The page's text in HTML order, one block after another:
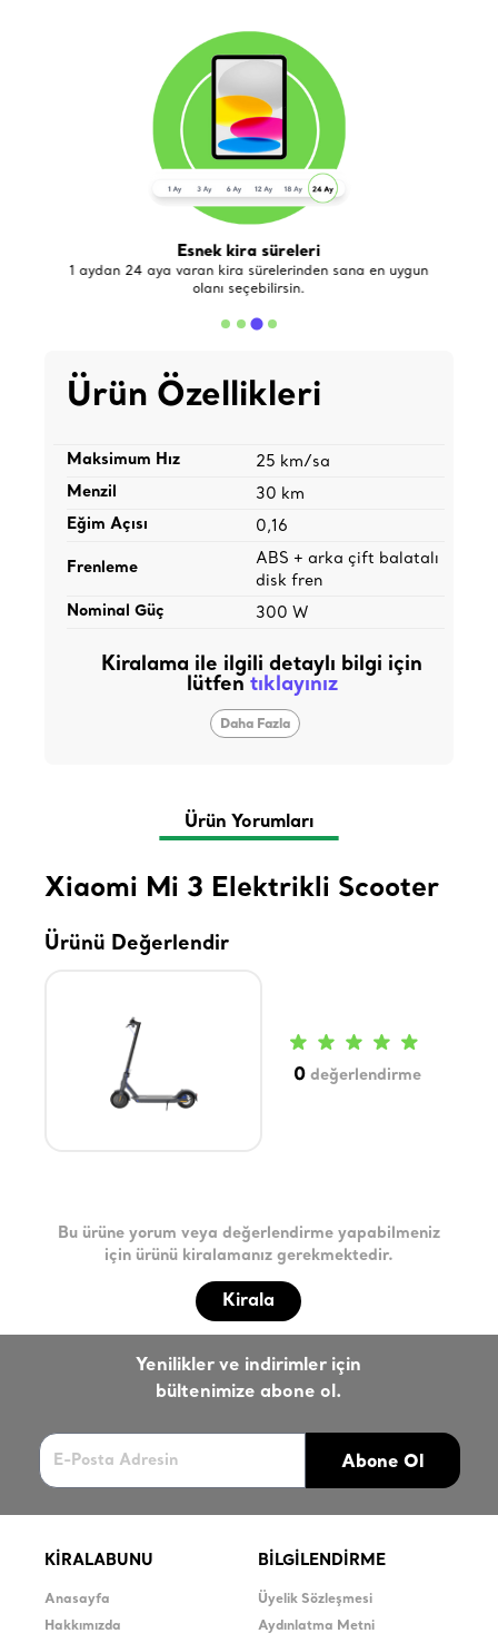
Esnek kira süreleri
1 aydan 24 aya varan kira sürelerinden sana en uygun
olanı seçebilirsin.
Ürün Özellikleri
Maksimum Hız 25 km/sa
Menzil 30 km
Eğim Açısı 0,16
Frenleme
ABS + arka çift balatalı
disk fren
Nominal Güç 300 W
Kiralama ile ilgili detaylı bilgi için
lütfen tıklayınız
Daha Fazla
Ürün Yorumları
Xiaomi Mi 3 Elektrikli Scooter
Ürünü Değerlendir
0 değerlendirme
Bu ürüne yorum veya değerlendirme yapabilmeniz
için ürünü kiralamanız gerekmektedir.
Kirala
Yenilikler ve indirimler için
bültenimize abone ol.
Abone Ol
KİRALABUNU
Anasayfa
Hakkımızda
BİLGİLENDİRME
Üyelik Sözleşmesi
Aydınlatma Metni